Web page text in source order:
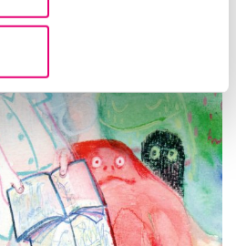
przed jej wycofaniem